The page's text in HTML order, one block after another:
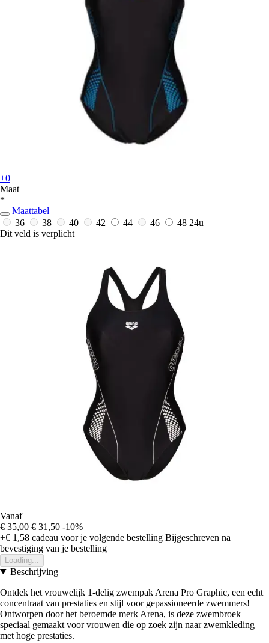
+0
Maat
*
Maattabel
36
38 40 42 44 46 48 24u
Dit veld is verplicht
Vanaf
€ 35,00 € 31,50 -10%
+€ 1,58 cadeau voor je volgende bestelling Bijgeschreven na
bevestiging van je bestelling
Loading...
Beschrijving
Ontdek het vrouwelijk 1-delig zwempak Arena Pro Graphic, een echt
concentraat van prestaties en stijl voor gepassioneerde zwemmers!
Ontworpen door het beroemde merk Arena, is deze zwembroek
speciaal gemaakt voor vrouwen die op zoek zijn naar zwemkleding
met hoge prestaties.